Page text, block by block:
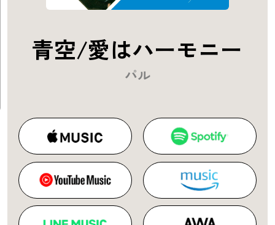
青空/愛はハーモニー
パル